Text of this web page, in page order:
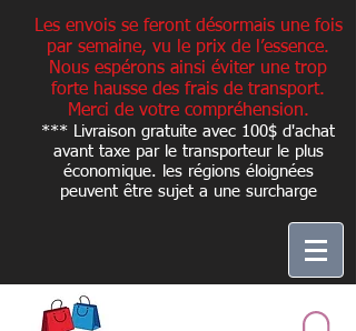
Les envois se feront désormais une fois
par semaine, vu le prix de l’essence.
Nous espérons ainsi éviter une trop
forte hausse des frais de transport.
Merci de votre compréhension.
*** Livraison gratuite avec 100$ d'achat
avant taxe par le transporteur le plus
économique. les régions éloignées
peuvent être sujet a une surcharge